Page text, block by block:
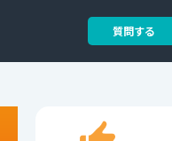
質問する